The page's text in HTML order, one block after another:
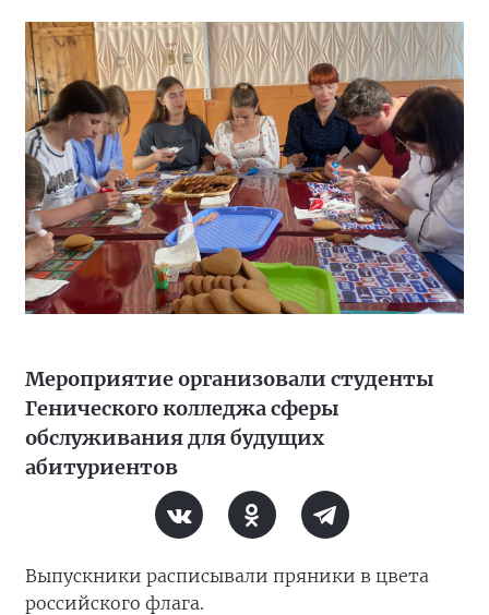
Мероприятие организовали студенты
Генического колледжа сферы
обслуживания для будущих
абитуриентов
Выпускники расписывали пряники в цвета
российского флага.